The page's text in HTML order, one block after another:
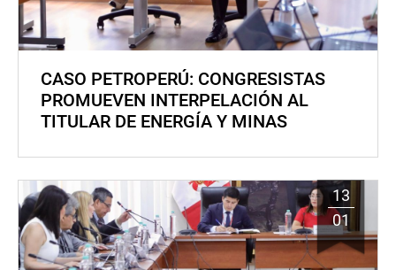
CASO PETROPERÚ: CONGRESISTAS
PROMUEVEN INTERPELACIÓN AL
TITULAR DE ENERGÍA Y MINAS
13
01